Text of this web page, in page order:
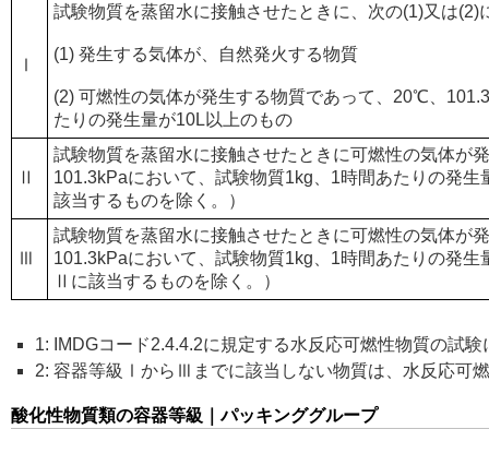
Ⅰ
試験物質を蒸留水に接触させたときに、次の(1)又は(2)
(1) 発生する気体が、自然発火する物質
(2) 可燃性の気体が発生する物質であって、20℃、
たりの発生量が10L以上のもの
Ⅱ
試験物質を蒸留水に接触させたときに可燃性の気体が
101.3kPaにおいて、試験物質1kg、1時間あたりの発
該当するものを除く。）
Ⅲ
試験物質を蒸留水に接触させたときに可燃性の気体が
101.3kPaにおいて、試験物質1kg、1時間あたりの発
Ⅱに該当するものを除く。）
1: IMDGコード2.4.4.2に規定する水反応可燃性物質の試
2: 容器等級ⅠからⅢまでに該当しない物質は、水反応可
酸化性物質類の容器等級｜パッキンググループ